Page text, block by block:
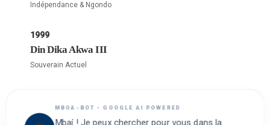
Indépendance & Ngondo
1999
Din Dika Akwa III
Souverain Actuel
MBOA-BOT • GOOGLE AI POWERED
Mbaí ! Je peux chercher pour vous dans la